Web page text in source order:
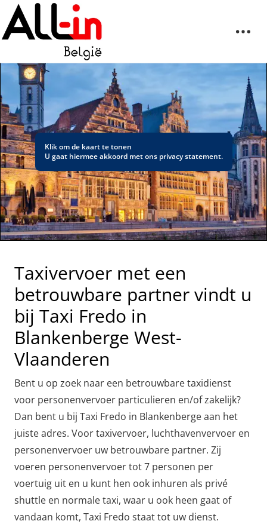
Klik om de kaart te tonen
U gaat hiermee akkoord met ons privacy statement.
Taxivervoer met een
betrouwbare partner vindt u
bij Taxi Fredo in
Blankenberge West-
Vlaanderen
Bent u op zoek naar een betrouwbare taxidienst
voor personenvervoer particulieren en/of zakelijk?
Dan bent u bij Taxi Fredo in Blankenberge aan het
juiste adres. Voor taxivervoer, luchthavenvervoer en
personenvervoer uw betrouwbare partner. Zij
voeren personenvervoer tot 7 personen per
voertuig uit en u kunt hen ook inhuren als privé
shuttle en normale taxi, waar u ook heen gaat of
vandaan komt, Taxi Fredo staat tot uw dienst.